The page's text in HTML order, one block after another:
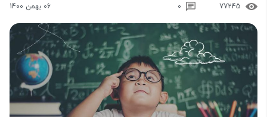
77245
0 06 بهمن 1400